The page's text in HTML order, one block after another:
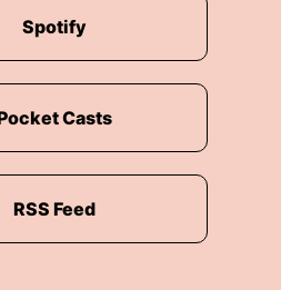
Spotify
Casts
RSS Feed